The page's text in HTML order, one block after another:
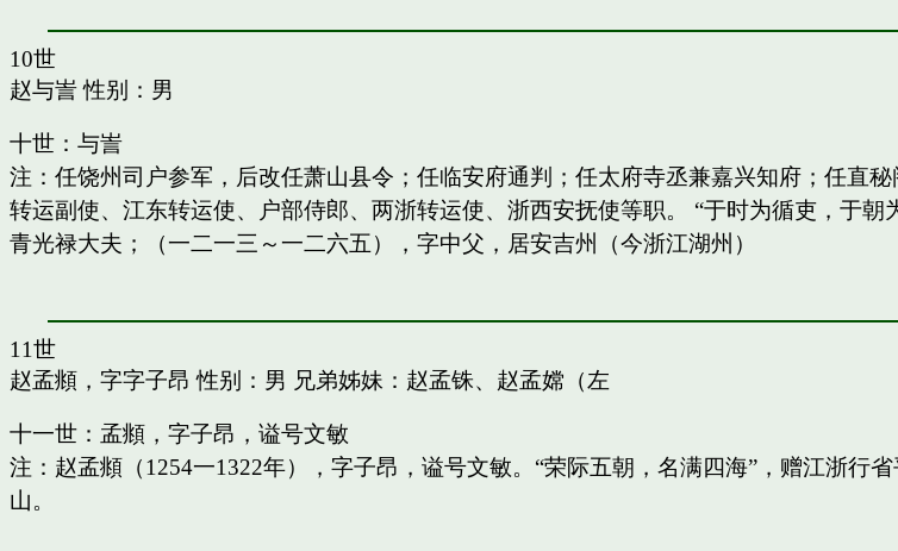
10世
赵与訔性别：男
十世：与訔
注：任饶州司户参军，后改任萧山县令；任临安府通判；任太府寺丞兼嘉兴知府；任直
转运副使、江东转运使、户部侍郎、两浙转运使、浙西安抚使等职。 “于时为循吏，于
青光禄大夫；（一二一三～一二六五），字中父，居安吉州（今浙江湖州）
11世
赵孟頫，字字子昂 性别：男 兄弟姊妹： 赵孟铢、 赵孟嫦（左
十一世：孟頫，字子昂，谥号文敏
注：赵孟頫（1254一1322年），字子昂，谥号文敏。“荣际五朝，名满四海”，赠江浙行
山。